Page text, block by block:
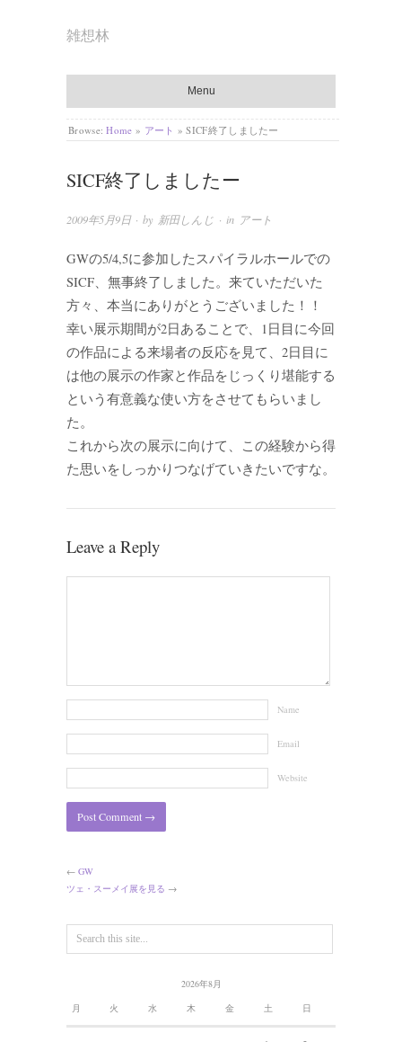
雑想林
Menu
Browse: Home » アート » SICF終了しましたー
SICF終了しましたー
2009年5月9日· by 新田しんじ · in アート
GWの5/4,5に参加したスパイラルホールでの
SICF、無事終了しました。来ていただいた
方々、本当にありがとうございました！！
幸い展示期間が2日あることで、1日目に今回
の作品による来場者の反応を見て、2日目に
は他の展示の作家と作品をじっくり堪能する
という有意義な使い方をさせてもらいまし
た。
これから次の展示に向けて、この経験から得
た思いをしっかりつなげていきたいですな。
Leave a Reply
Name
Email
Website
← GW
ツェ・スーメイ展を見る →
2026年8月
月 火 水 木 金 土 日